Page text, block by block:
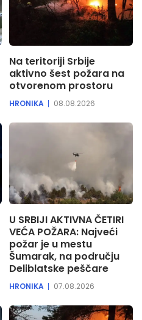
Na teritoriji Srbije
aktivno šest požara na
otvorenom prostoru
HRONIKA 08.08.2026
U SRBIJI AKTIVNA ČETIRI
VEĆA POŽARA: Najveći
požar je u mestu
Šumarak, na području
Deliblatske peščare
HRONIKA 07.08.2026